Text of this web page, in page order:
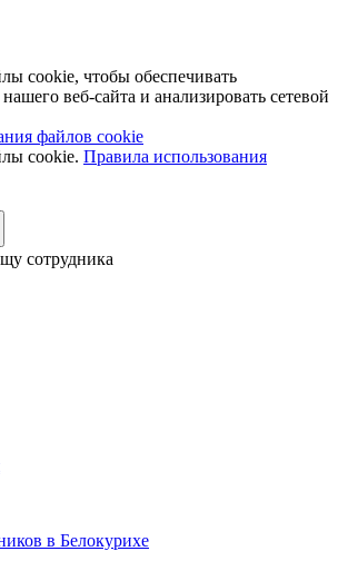
cookie, чтобы обеспечивать
веб-сайта и анализировать сетевой
файлов cookie
cookie. Правила использования
сотрудника
в Белокурихе